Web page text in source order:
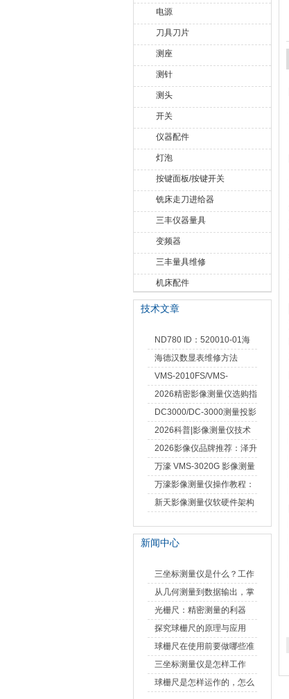
电源
刀具刀片
测座
测针
测头
开关
仪器配件
灯泡
按键面板/按键开关
铣床走刀进给器
三丰仪器量具
变频器
三丰量具维修
机床配件
技术文章
ND780 ID：520010-01海
德汉数显表故障维修内容
海德汉数显表维修方法
VMS-2010FS/VMS-
3020FS/VMS-4030FS手动
影像测量仪技术参数
2026精密影像测量仪选购指
南 靠谱品牌一站式选型推荐
DC3000/DC-3000测量投影
仪万濠数据处理器数显表故
障维修方法
2026科普|影像测量仪技术
原理、分类及选型应用
2026影像仪品牌推荐：泽升
影像测量仪选型指南
万濠 VMS-3020G 影像测量
仪技术规格与应用解析
万濠影像测量仪操作教程：
从开机到出报告，新手也能
新天影像测量仪软硬件架构
新闻中心
三坐标测量仪是什么？工作
原理、分类与核心功能一次
讲清
从几何测量到数据输出，掌
握万濠影像测量仪的六大核
心能力
光栅尺：精密测量的利器
探究球栅尺的原理与应用
球栅尺在使用前要做哪些准
备工作？
三坐标测量仪是怎样工作
的，功能有什么优势？
球栅尺是怎样运作的，怎么